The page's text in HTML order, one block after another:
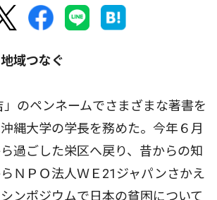
域つなぐ
のペンネームでさまざまな著書を
縄大学の学長を務めた。今年６月
過ごした栄区へ戻り、昔からの知
ＮＰＯ法人ＷＥ21ジャパンさかえ
ンポジウムで日本の貧困について